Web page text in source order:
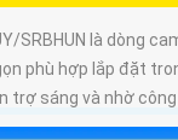
SRBHUN là dòng
phù hợp lắp đặt
trợ sáng và nhờ công
AI giúp nhận diện